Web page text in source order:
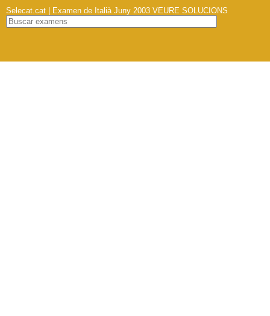
Selecat.cat | Examen de Italià Juny 2003 VEURE SOLUCIONS